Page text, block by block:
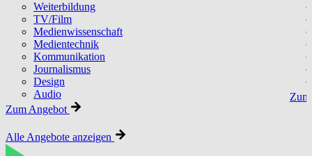
Weiterbildung
TV/Film
Medienwissenschaft
Medientechnik
Kommunikation
Journalismus
Design
Audio
Zum Angebot
Alle Angebote anzeigen